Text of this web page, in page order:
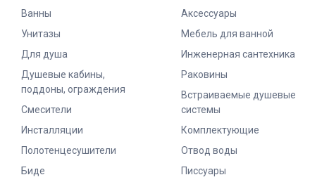
Ванны
Унитазы
Для душа
Душевые кабины,
поддоны, ограждения
Смесители
Инсталляции
Полотенцесушители
Биде
Аксессуары
Мебель для ванной
Инженерная сантехника
Раковины
Встраиваемые душевые
системы
Комплектующие
Отвод воды
Писсуары